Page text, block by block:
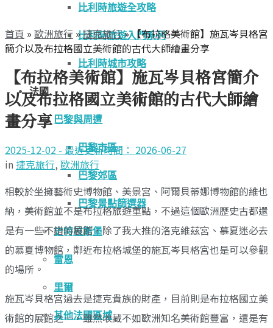
比利時旅遊全攻略
比利時旅遊入門系列
比利時城市攻略
法國
巴黎與周遭
巴黎市區
巴黎郊區
巴黎景點篩選器
史特拉斯堡
雷恩
里爾
其他法國區域
首頁 » 歐洲旅行 »捷克旅行»【布拉格美術館】施瓦岑貝格宮
簡介以及布拉格國立美術館的古代大師繪畫分享
【布拉格美術館】施瓦岑貝格宮簡介
以及布拉格國立美術館的古代大師繪
畫分享
2025-12-02 - 最近更新時間： 2026-06-27
in 捷克旅行, 歐洲旅行
相較於坐擁藝術史博物館、美景宮、阿爾貝蒂娜博物館的維也
納，美術館並不是布拉格旅遊重點，不過這個歐洲歷史古都還
是有一些不錯的展館，除了我大推的洛克維茲宮、慕夏迷必去
的慕夏博物館，鄰近布拉格城堡的施瓦岑貝格宮也是可以參觀
的場所。
施瓦岑貝格宮過去是捷克貴族的財產，目前則是布拉格國立美
術館的展館之一，雖然收藏不如歐洲知名美術館豐富，還是有